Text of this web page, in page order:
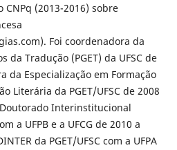
(2013-2016) sobre
Foi coordenadora da
da Tradução (PGET) da UFSC de
da Especialização em Formação
Literária da PGET/UFSC de 2008
Interinstitucional
a UFPB e a UFCG de 2010 a
da PGET/UFSC com a UFPA